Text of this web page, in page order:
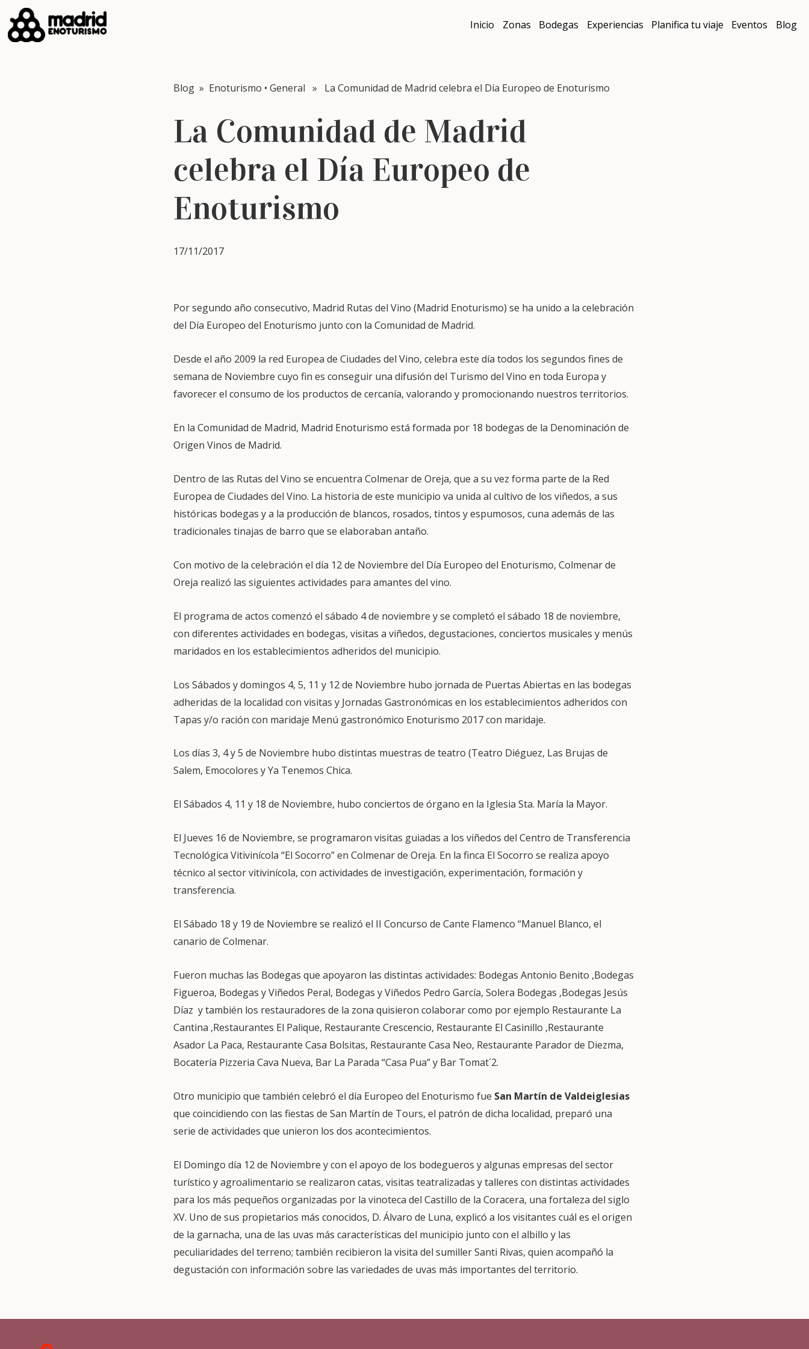
Inicio Zonas Bodegas Experiencias Planifica tu viaje Eventos Blog
Blog » Enoturismo • General » La Comunidad de Madrid celebra el Día Europeo de Enoturismo
La Comunidad de Madrid
celebra el Día Europeo de
Enoturismo
17/11/2017
Por segundo año consecutivo, Madrid Rutas del Vino (Madrid Enoturismo) se ha unido a la celebración
del Día Europeo del Enoturismo junto con la Comunidad de Madrid.
Desde el año 2009 la red Europea de Ciudades del Vino, celebra este día todos los segundos fines de
semana de Noviembre cuyo fin es conseguir una difusión del Turismo del Vino en toda Europa y
favorecer el consumo de los productos de cercanía, valorando y promocionando nuestros territorios.
En la Comunidad de Madrid, Madrid Enoturismo está formada por 18 bodegas de la Denominación de
Origen Vinos de Madrid.
Dentro de las Rutas del Vino se encuentra Colmenar de Oreja, que a su vez forma parte de la Red
Europea de Ciudades del Vino. La historia de este municipio va unida al cultivo de los viñedos, a sus
históricas bodegas y a la producción de blancos, rosados, tintos y espumosos, cuna además de las
tradicionales tinajas de barro que se elaboraban antaño.
Con motivo de la celebración el día 12 de Noviembre del Día Europeo del Enoturismo, Colmenar de
Oreja realizó las siguientes actividades para amantes del vino.
El programa de actos comenzó el sábado 4 de noviembre y se completó el sábado 18 de noviembre,
con diferentes actividades en bodegas, visitas a viñedos, degustaciones, conciertos musicales y menús
maridados en los establecimientos adheridos del municipio.
Los Sábados y domingos 4, 5, 11 y 12 de Noviembre hubo jornada de Puertas Abiertas en las bodegas
adheridas de la localidad con visitas y Jornadas Gastronómicas en los establecimientos adheridos con
Tapas y/o ración con maridaje Menú gastronómico Enoturismo 2017 con maridaje.
Los días 3, 4 y 5 de Noviembre hubo distintas muestras de teatro (Teatro Diéguez, Las Brujas de
Salem, Emocolores y Ya Tenemos Chica.
El Sábados 4, 11 y 18 de Noviembre, hubo conciertos de órgano en la Iglesia Sta. María la Mayor.
El Jueves 16 de Noviembre, se programaron visitas guiadas a los viñedos del Centro de Transferencia
Tecnológica Vitivinícola “El Socorro” en Colmenar de Oreja. En la finca El Socorro se realiza apoyo
técnico al sector vitivinícola, con actividades de investigación, experimentación, formación y
transferencia.
El Sábado 18 y 19 de Noviembre se realizó el II Concurso de Cante Flamenco “Manuel Blanco, el
canario de Colmenar.
Fueron muchas las Bodegas que apoyaron las distintas actividades: Bodegas Antonio Benito ,Bodegas
Figueroa, Bodegas y Viñedos Peral, Bodegas y Viñedos Pedro García, Solera Bodegas ,Bodegas Jesús
Díaz y también los restauradores de la zona quisieron colaborar como por ejemplo Restaurante La
Cantina ,Restaurantes El Palique, Restaurante Crescencio, Restaurante El Casinillo ,Restaurante
Asador La Paca, Restaurante Casa Bolsitas, Restaurante Casa Neo, Restaurante Parador de Diezma,
Bocatería Pizzeria Cava Nueva, Bar La Parada “Casa Pua” y Bar Tomat´2.
Otro municipio que también celebró el día Europeo del Enoturismo fue San Martín de Valdeiglesias
que coincidiendo con las fiestas de San Martín de Tours, el patrón de dicha localidad, preparó una
serie de actividades que unieron los dos acontecimientos.
El Domingo día 12 de Noviembre y con el apoyo de los bodegueros y algunas empresas del sector
turístico y agroalimentario se realizaron catas, visitas teatralizadas y talleres con distintas actividades
para los más pequeños organizadas por la vinoteca del Castillo de la Coracera, una fortaleza del siglo
XV. Uno de sus propietarios más conocidos, D. Álvaro de Luna, explicó a los visitantes cuál es el origen
de la garnacha, una de las uvas más características del municipio junto con el albillo y las
peculiaridades del terreno; también recibieron la visita del sumiller Santi Rivas, quien acompañó la
degustación con información sobre las variedades de uvas más importantes del territorio.